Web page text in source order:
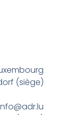
(siège)